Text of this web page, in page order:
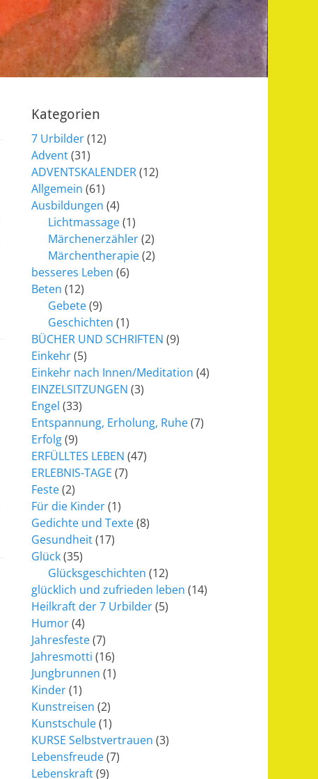
Kategorien
7 Urbilder(12)
Advent(31)
ADVENTSKALENDER(12)
Allgemein (61)
Ausbildungen (4)
Lichtmassage(1)
Märchenerzähler(2)
Märchentherapie(2)
besseres Leben (6)
Beten (12)
Gebete(9)
Geschichten (1)
BÜCHER UND SCHRIFTEN (9)
Einkehr(5)
Einkehr nach Innen/Meditation (4)
EINZELSITZUNGEN (3)
Engel (33)
Entspannung, Erholung, Ruhe(7)
Erfolg(9)
ERFÜLLTES LEBEN (47)
ERLEBNIS-TAGE (7)
Feste(2)
Für die Kinder(1)
Gedichte und Texte(8)
Gesundheit(17)
Glück(35)
Glücksgeschichten (12)
glücklich und zufrieden leben (14)
Heilkraft der 7 Urbilder(5)
Humor(4)
Jahresfeste(7)
Jahresmotti (16)
Jungbrunnen (1)
Kinder(1)
Kunstreisen (2)
Kunstschule(1)
KURSE Selbstvertrauen (3)
Lebensfreude(7)
Lebenskraft(9)